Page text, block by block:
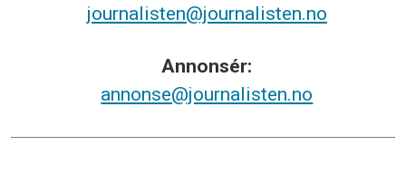
journalisten@journalisten.no
Annonsér:
annonse@journalisten.no